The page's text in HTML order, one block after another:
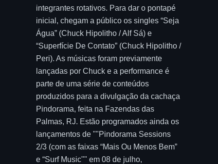
integrantes rotativos. Para dar o pontapé
inicial, chegam a público os singles “Seja
Água” (Chuck Hipolitho / Alf Sá) e
“Superfície De Contato” (Chuck Hipolitho /
Peri). As músicas foram previamente
lançadas por Chuck e a performance é
parte de uma série de conteúdos
produzidos para a divulgação da cachaça
Pindorama, feita na Fazendas das
Palmas, RJ. Estão programados ainda os
lançamentos de ""Pindorama Sessions
2/3 (com as faixas “Mais Ou Menos Bem”
e “Surf Music"" em 08 de julho,